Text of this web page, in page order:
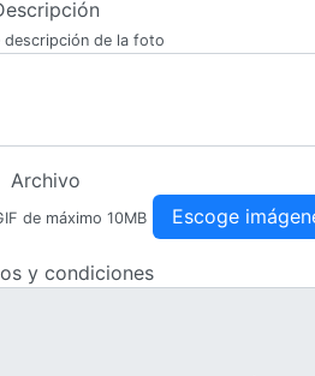
descripción de la foto
Archivo
de máximo 10MB Escoge
y condiciones